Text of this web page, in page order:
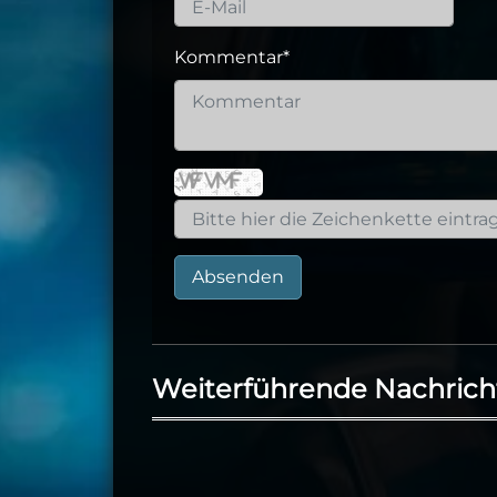
Kommentar*
Absenden
Weiterführende